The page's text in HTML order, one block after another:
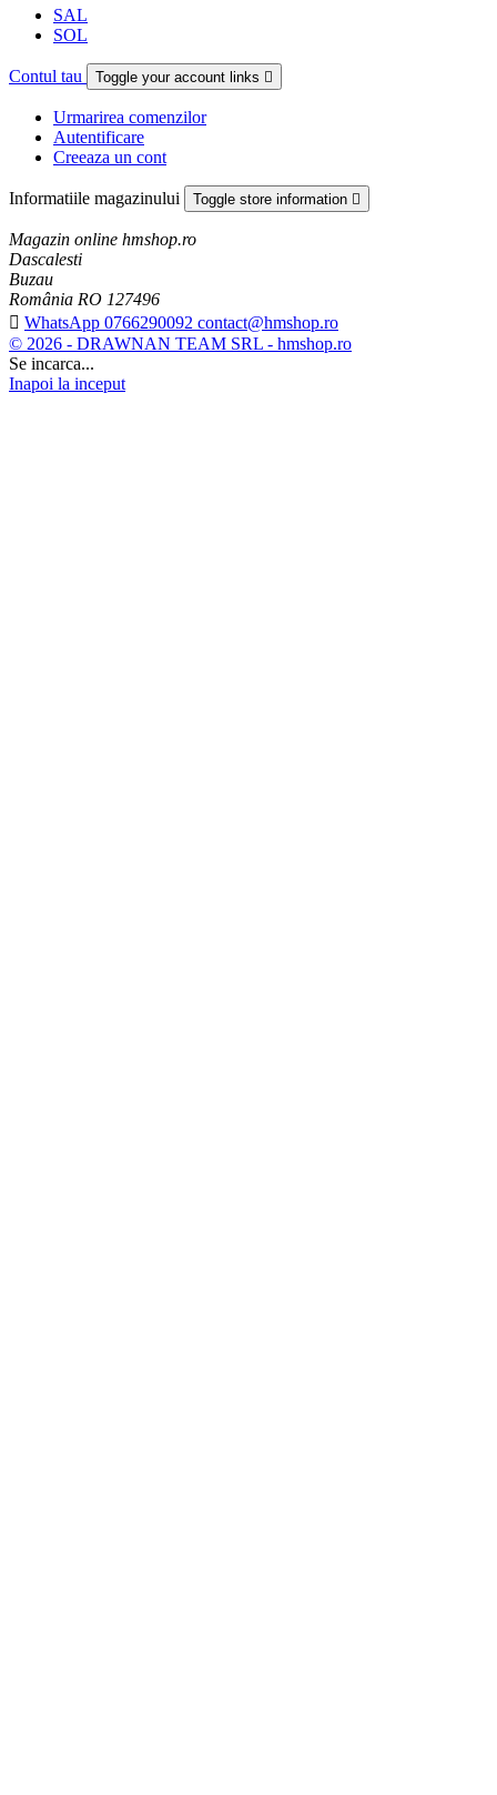
SAL
SOL
Contul tau Toggle your account links 
Urmarirea comenzilor
Autentificare
Creeaza un cont
Informatiile magazinului Toggle store information 
Magazin online hmshop.ro
Dascalesti
Buzau
România RO 127496
 WhatsApp 0766290092 contact@hmshop.ro
© 2026 - DRAWNAN TEAM SRL - hmshop.ro
Se incarca...
Inapoi la inceput